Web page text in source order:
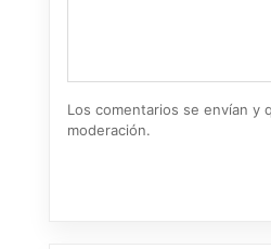
Los comentarios se envían y
moderación.